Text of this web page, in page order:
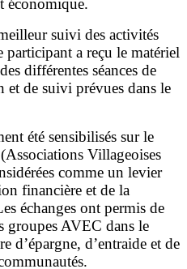
suivi des activités
participant a reçu le matériel
différentes séances de
de suivi prévues dans le
été sensibilisés sur le
Villageoises
comme un levier
financière et de la
échanges ont permis de
groupes AVEC dans le
d’épargne, d’entraide et de